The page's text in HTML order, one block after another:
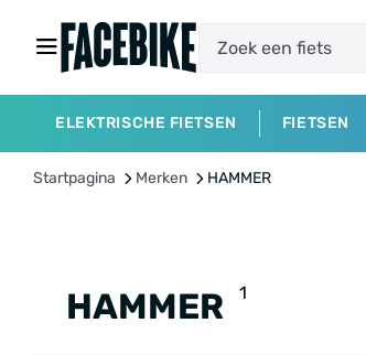
ELEKTRISCHE FIETSEN FIETSEN
Startpagina Merken HAMMER
HAMMER 1